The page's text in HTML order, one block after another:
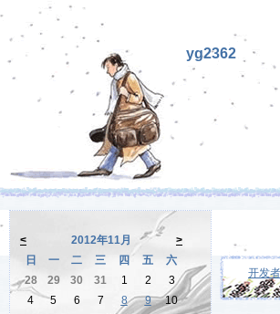
yg2362
开发
< 2012年11月
>
日
一 二 三 四 五
六
28
29 30 31 1 2
3
4
5 6 7 8 9
10